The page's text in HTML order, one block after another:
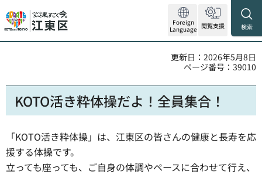
Foreign
Language 閲覧支援 検索
更新日：2026年5月8日
ページ番号：39010
KOTO活き粋体操だよ！全員集合！
「KOTO活き粋体操」は、江東区の皆さんの健康と長寿を応
援する体操です。
立っても座っても、ご自身の体調やペースに合わせて行え、